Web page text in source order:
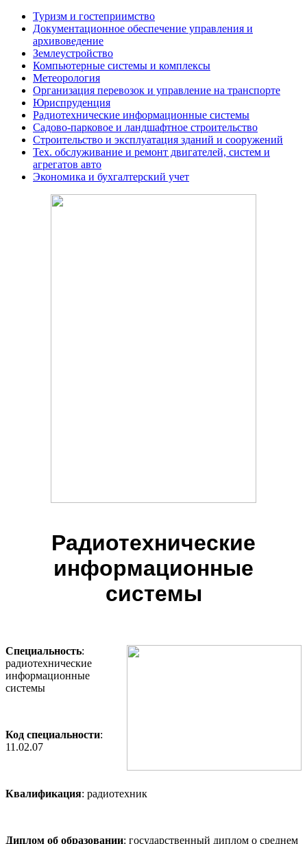
Туризм и гостеприимство
Документационное обеспечение управления и
архивоведение
Землеустройство
Компьютерные системы и комплексы
Метеорология
Организация перевозок и управление на транспорте
Юриспруденция
Радиотехнические информационные системы
Садово-парковое и ландшафтное строительство
Строительство и эксплуатация зданий и сооружений
Тех. обслуживание и ремонт двигателей, систем и
агрегатов авто
Экономика и бухгалтерский учет
Радиотехнические
информационные
системы
Специальность:
радиотехнические
информационные
системы
Код специальности:
11.02.07
Квалификация: радиотехник
Диплом об образовании: государственный диплом о среднем